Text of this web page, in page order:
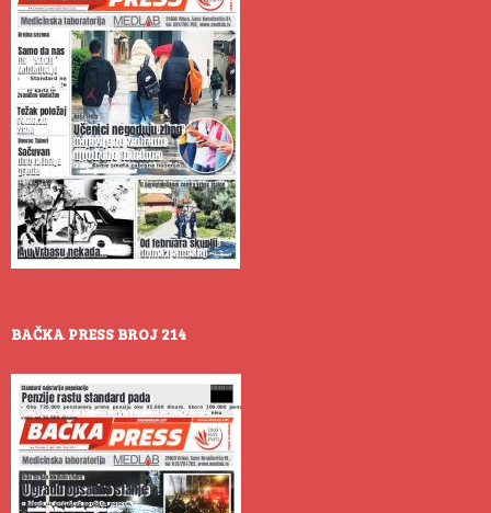
BAČKA PRESS BROJ 214